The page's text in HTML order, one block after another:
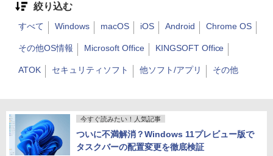
絞り込む
すべて Windows macOS iOS Android Chrome OS
その他OS情報 Microsoft Office KINGSOFT Office
ATOK セキュリティソフト 他ソフト/アプリ その他
今すぐ読みたい！人気記事
ついに不満解消？Windows 11プレビュー版で
タスクバーの配置変更を徹底検証